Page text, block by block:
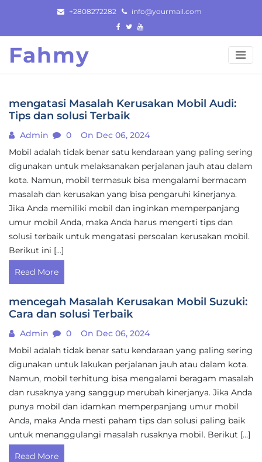
content
+2808272282 info@yourmail.com
Fahmy
mengatasi Masalah Kerusakan Mobil Audi:
Tips dan solusi Terbaik
Admin 0
On Dec 06, 2024
Mobil adalah tidak benar satu kendaraan yang paling sering
digunakan untuk melaksanakan perjalanan jauh atau dalam
kota. Namun, mobil termasuk bisa mengalami bermacam
masalah dan kerusakan yang bisa pengaruhi kinerjanya.
Jika Anda memiliki mobil dan inginkan memperpanjang
umur mobil Anda, maka Anda harus mengerti tips dan
solusi terbaik untuk mengatasi persoalan kerusakan mobil.
Berikut ini […]
Read More
mencegah Masalah Kerusakan Mobil Suzuki:
Cara dan solusi Terbaik
Admin 0
On Dec 06, 2024
Mobil adalah tidak benar satu kendaraan yang paling sering
digunakan untuk lakukan perjalanan jauh atau dalam kota.
Namun, mobil terhitung bisa mengalami beragam masalah
dan rusaknya yang sanggup merubah kinerjanya. Jika Anda
punya mobil dan idamkan memperpanjang umur mobil
Anda, maka Anda mesti paham tips dan solusi paling baik
untuk menanggulangi masalah rusaknya mobil. Berikut […]
Read More